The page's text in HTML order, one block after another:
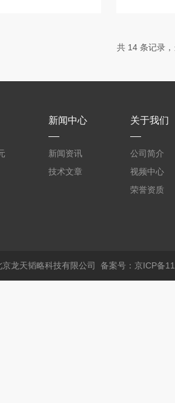
共 14 条记录
新闻中心
新闻资讯
技术文章
关于我们
公司简介
视频中心
荣誉资质
龙天韬略科技有限公司 备案号：京ICP备